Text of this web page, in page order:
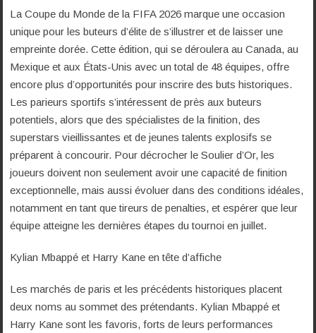
La Coupe du Monde de la FIFA 2026 marque une occasion
unique pour les buteurs d’élite de s’illustrer et de laisser une
empreinte dorée. Cette édition, qui se déroulera au Canada, au
Mexique et aux États-Unis avec un total de 48 équipes, offre
encore plus d’opportunités pour inscrire des buts historiques.
Les parieurs sportifs s’intéressent de près aux buteurs
potentiels, alors que des spécialistes de la finition, des
superstars vieillissantes et de jeunes talents explosifs se
préparent à concourir. Pour décrocher le Soulier d’Or, les
joueurs doivent non seulement avoir une capacité de finition
exceptionnelle, mais aussi évoluer dans des conditions idéales,
notamment en tant que tireurs de penalties, et espérer que leur
équipe atteigne les dernières étapes du tournoi en juillet.
Kylian Mbappé et Harry Kane en tête d’affiche
Les marchés de paris et les précédents historiques placent
deux noms au sommet des prétendants. Kylian Mbappé et
Harry Kane sont les favoris, forts de leurs performances